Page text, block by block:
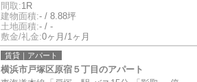
間取:1R
建物面積:- / 8.88坪
土地面積:- / -
敷金/礼金:0ヶ月/1ヶ月
賃貸｜アパート
横浜市戸塚区原宿５丁目のアパート